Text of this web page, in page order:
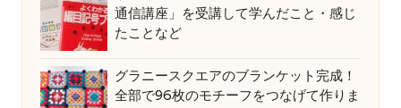
通信講座」を受講して学んだこと・感じ
たことなど
グラニースクエアのブランケット完成！
全部で96枚のモチーフをつなげて作りま